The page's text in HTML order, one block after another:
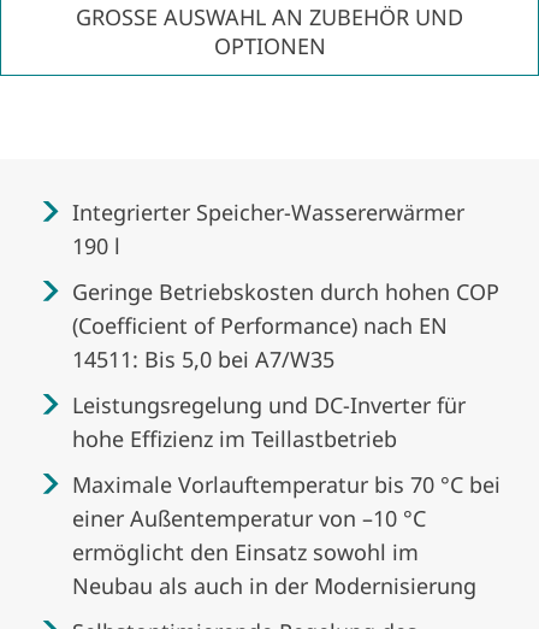
GROSSE AUSWAHL AN ZUBEHÖR UND
OPTIONEN
Integrierter Speicher-Wassererwärmer
190 l
Geringe Betriebskosten durch hohen COP
(Coefficient of Performance) nach EN
14511: Bis 5,0 bei A7/W35
Leistungsregelung und DC-Inverter für
hohe Effizienz im Teillastbetrieb
Maximale Vorlauftemperatur bis 70 °C bei
einer Außentemperatur von –10 °C
ermöglicht den Einsatz sowohl im
Neubau als auch in der Modernisierung